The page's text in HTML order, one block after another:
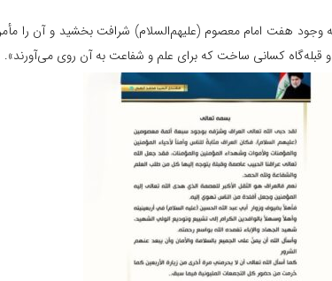
وجود هفت امام معصوم (علیهم‌السلام) شرافت بخشید و آن را
و قبله‌گاه کسانی ساخت که برای علم و شفاعت به آن روی می‌آورند».